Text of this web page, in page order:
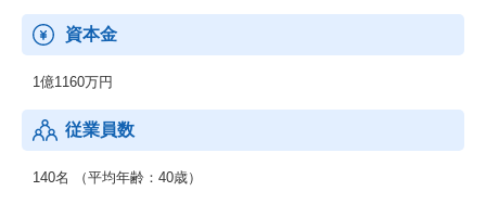
資本金
1億1160万円
従業員数
140名 （平均年齢：40歳）